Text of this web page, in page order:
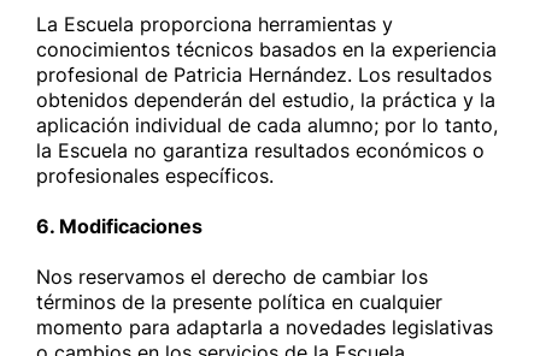
La Escuela proporciona herramientas y
conocimientos técnicos basados en la experiencia
profesional de Patricia Hernández. Los resultados
obtenidos dependerán del estudio, la práctica y la
aplicación individual de cada alumno; por lo tanto,
la Escuela no garantiza resultados económicos o
profesionales específicos.
6. Modificaciones
Nos reservamos el derecho de cambiar los
términos de la presente política en cualquier
momento para adaptarla a novedades legislativas